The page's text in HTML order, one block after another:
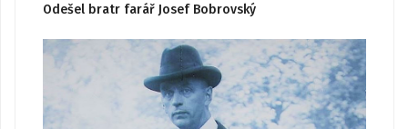
Odešel bratr farář Josef Bobrovský